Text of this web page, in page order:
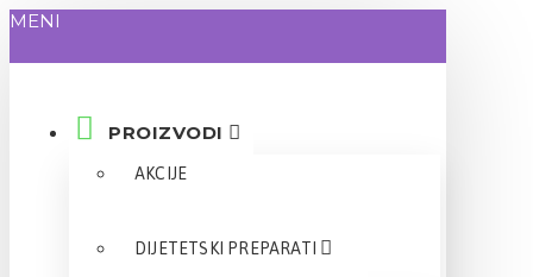
MENI
PROIZVODI
AKCIJE
DIJETETSKI PREPARATI